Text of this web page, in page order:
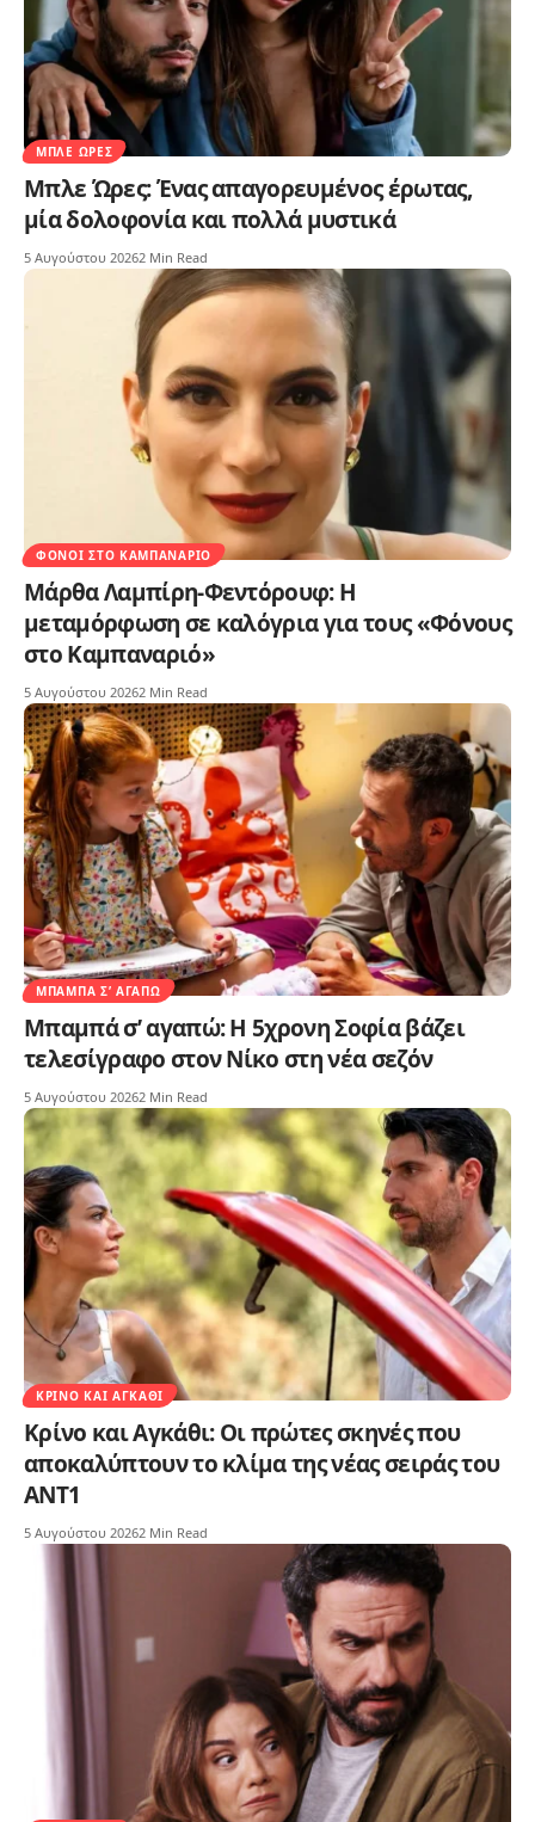
ΜΠΛΕ ΏΡΕΣ
Μπλε Ώρες: Ένας απαγορευμένος έρωτας,
μία δολοφονία και πολλά μυστικά
5 Αυγούστου 20262 Min Read
ΦΌΝΟΙ ΣΤΟ ΚΑΜΠΑΝΑΡΙΌ
Μάρθα Λαμπίρη-Φεντόρουφ: Η
μεταμόρφωση σε καλόγρια για τους «Φόνους
στο Καμπαναριό»
5 Αυγούστου 20262 Min Read
ΜΠΑΜΠΆ Σ’ ΑΓΑΠΏ
Μπαμπά σ’ αγαπώ: Η 5χρονη Σοφία βάζει
τελεσίγραφο στον Νίκο στη νέα σεζόν
5 Αυγούστου 20262 Min Read
ΚΡΊΝΟ ΚΑΙ ΑΓΚΆΘΙ
Κρίνο και Αγκάθι: Οι πρώτες σκηνές που
αποκαλύπτουν το κλίμα της νέας σειράς του
ΑΝΤ1
5 Αυγούστου 20262 Min Read